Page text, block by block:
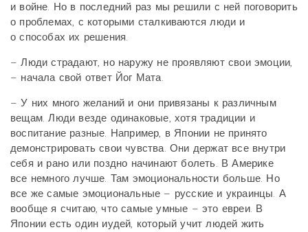
и войне. Но в последний раз мы решили с ней поговорить
о проблемах, с которыми сталкиваются люди и
о способах их решения.
– Люди страдают, но наружу не проявляют свои эмоции,
– начала свой ответ Йог Мата.
– У них много желаний и они привязаны к различным
вещам. Люди везде одинаковые, хотя традиции и
воспитание разные. Например, в Японии не принято
демонстрировать свои чувства. Они держат все внутри
себя и рано или поздно начинают болеть. В Америке
все немного лучше. Там эмоциональности больше. Но
все же самые эмоциональные – русские и украинцы. А
вообще я считаю, что самые умные – это евреи. В
Японии есть один иудей, который учит людей жить